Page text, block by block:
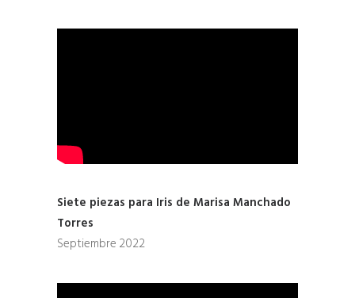
Siete piezas para Iris de Marisa Manchado
Torres
Septiembre 2022